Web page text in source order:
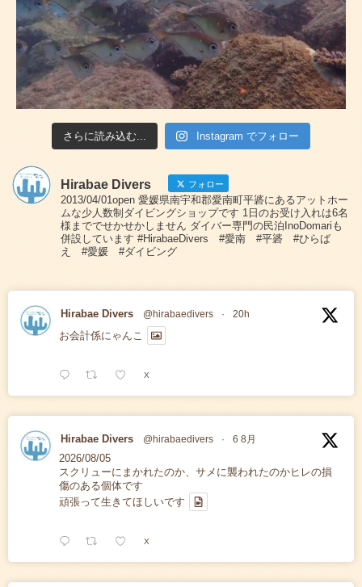
さらに読み込む... Instagram でフォロー
Hirabae Divers フォロー
2013/04/01open 愛媛県南宇和郡愛南町平碆にあるアットホー
ムな少人数制ダイビングショップです 1日のお受け入れは6名
様まででせかせかしません ダイバー専門の民泊InoDomariも
併設しています #HirabaeDivers #愛南 #平碆 #ひらば
え #愛媛 #ダイビング
Hirabae Divers @hirabaedivers · 20h
お会計係にゃんこ
X
Hirabae Divers @hirabaedivers · 6 8月
2026/08/05
スクリューにまかれたのか、サメに襲われたのかヒレの損
傷のある個体です
頑張って生きてほしいです
X